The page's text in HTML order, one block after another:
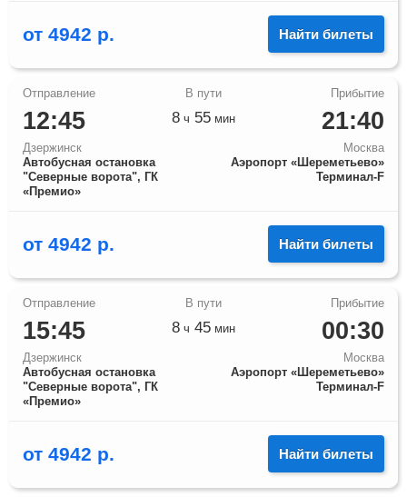
от 4942 р. Найти билеты
12:45
Дзержинск
Автобусная остановка
"Северные ворота", ГК
«Премио»
21:40
Москва
Аэропорт «Шереметьево»
Терминал-F
8 ч 55 мин
от 4942 р. Найти билеты
15:45
Дзержинск
Автобусная остановка
"Северные ворота", ГК
«Премио»
00:30
Москва
Аэропорт «Шереметьево»
Терминал-F
8 ч 45 мин
от 4942 р. Найти билеты